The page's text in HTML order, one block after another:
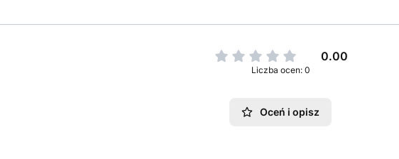
0.00
Liczba ocen: 0
Oceń i opisz